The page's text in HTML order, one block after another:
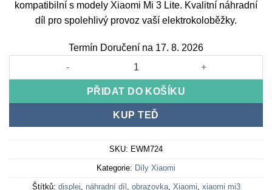
kompatibilní s modely Xiaomi Mi 3 Lite. Kvalitní náhradní
díl pro spolehlivý provoz vaší elektrokoloběžky.
Termín Doručení na 17. 8. 2026
Display Xiaomi Mi3 Lite (Version FR/DE) [Original] množství
PŘIDAT DO KOŠÍKU
KUP TEĎ
SKU: EWM724
Kategorie: Díly Xiaomi
Štítků: displej, náhradní díl , obrazovka, Xiaomi, xiaomi mi3